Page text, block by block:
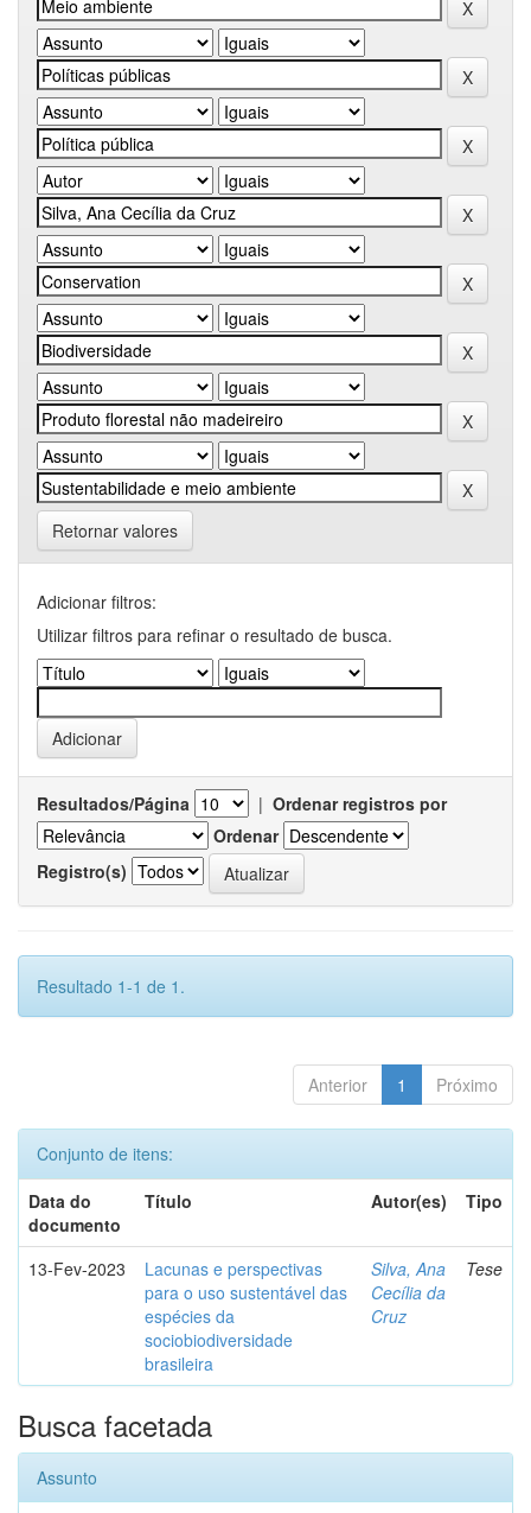
Retornar valores
Adicionar filtros:
Utilizar filtros para refinar o resultado de busca.
Resultados/Página | Ordenar registros por
Ordenar
Registro(s)
Resultado 1-1 de 1.
Anterior 1 Próximo
Conjunto de itens:
Data do
documento
Título Autor(es) Tipo
13-Fev-2023
Lacunas e perspectivas
para o uso sustentável das
espécies da
sociobiodiversidade
brasileira
Silva, Ana
Cecília da
Cruz
Tese
Busca facetada
Assunto